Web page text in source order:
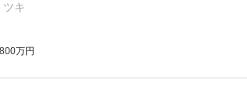
キ
万円